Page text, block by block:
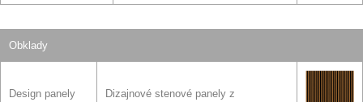
Obklady
Design panely
Dizajnové stenové panely z